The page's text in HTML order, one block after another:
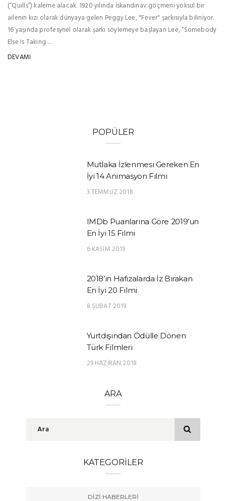
(“Quills”) kaleme alacak. 1920 yılında İskandinav göçmeni yoksul bir
ailenin kızı olarak dünyaya gelen Peggy Lee, "Fever" şarkısıyla biliniyor.
16 yaşında profesynel olarak şarkı söylemeye başlayan Lee, “Somebody
Else Is Taking ...
DEVAMI
POPÜLER
Mutlaka İzlenmesi Gereken En
İyi 14 Animasyon Filmi
3 TEMMUZ 2018
IMDb Puanlarına Göre 2019’un
En İyi 15 Filmi
6 KASIM 2019
2018’in Hafızalarda İz Bırakan
En İyi 20 Filmi
8 ŞUBAT 2019
Yurtdışından Ödülle Dönen
Türk Filmleri
29 HAZIRAN 2018
ARA
KATEGORILER
DIZI HABERLERI